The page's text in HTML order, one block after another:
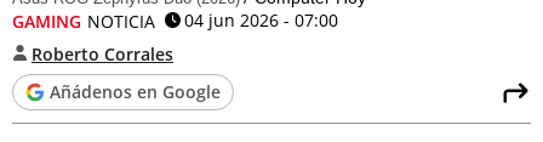
GAMING NOTICIA
04 jun 2026 - 07:00
Roberto Corrales
Añádenos en Google